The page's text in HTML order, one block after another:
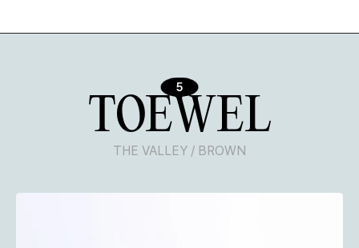
5
TOEWEL
THE VALLEY / BROWN